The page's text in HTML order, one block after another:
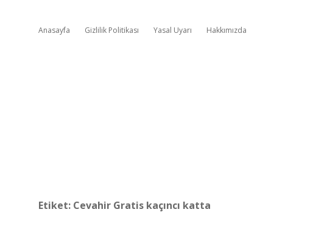
Anasayfa Gizlilik Politikası Yasal Uyarı Hakkımızda
Etiket: Cevahir Gratis kaçıncı katta